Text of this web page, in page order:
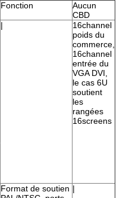
Fonction
Aucun
CBD
|
16channel
poids du
commerce,
16channel
entrée du
VGA DVI,
le cas 6U
soutient
les
rangées
16screens
Format de soutien |